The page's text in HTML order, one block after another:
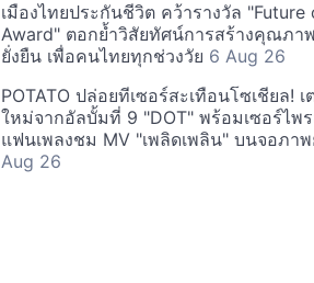
เมืองไทยประกันชีวิต คว้ารางวัล
Award" ตอกย้ำวิสัยทัศน์การสร้างคุณภา
ยั่งยืน เพื่อคนไทยทุกช่วงวัย 6 Aug 26
POTATO ปล่อยทีเซอร์สะเทือนโซเชียล! เ
ใหม่จากอัลบั้มที่ 9 "DOT" พร้อมเซอร์ไพ
แฟนเพลงชม MV "เพลิดเพลิน" บนจอภา
Aug 26